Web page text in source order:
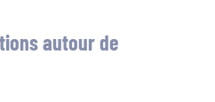
autour de